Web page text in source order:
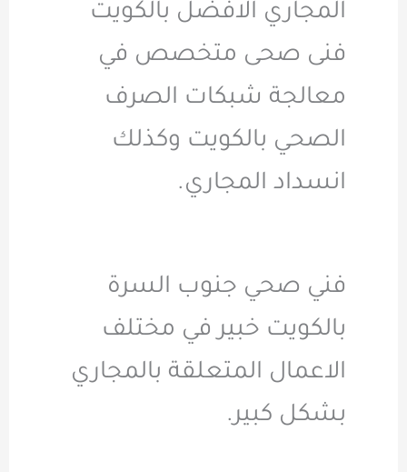
المجاري الافضل بالكويت
فنى صحى متخصص في
معالجة شبكات الصرف
الصحي بالكويت وكذلك
انسداد المجاري.
فني صحي جنوب السرة
بالكويت خبير في مختلف
الاعمال المتعلقة بالمجاري
بشكل كبير.